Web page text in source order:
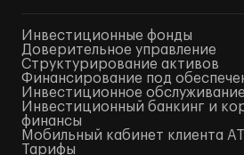
Инвестиционные фонды
Доверительное управление
Структурирование активов
Финансирование под
Инвестиционное
Инвестиционный банкинг и
финансы
Мобильный кабинет клиента
Тарифы